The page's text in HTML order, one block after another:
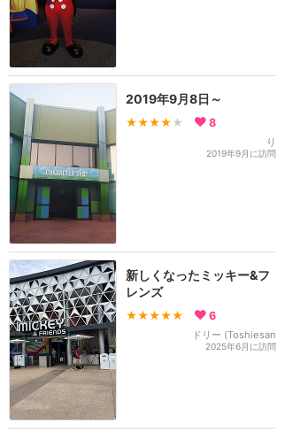
2019年9月8日～
★★★★ ★ 8
り
2019年9月に訪問
新しくなったミッキー&フ
レンズ
★★★★★ 6
ドリー (Toshiesan
2025年6月に訪問